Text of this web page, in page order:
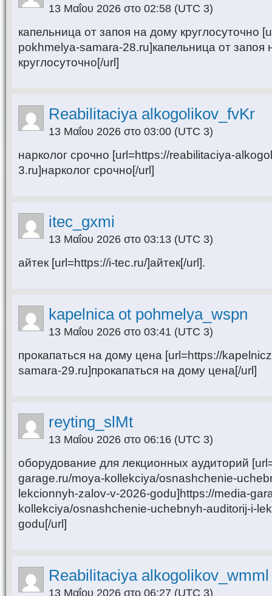
13 Μαΐου 2026 στο 02:58 (UTC 3)
капельница от запоя на дому круглосуточно
pokhmelya-samara-28.ru]капельница от запоя
круглосуточно[/url]
Reabilitaciya alkogolikov_fvKr
13 Μαΐου 2026 στο 03:00 (UTC 3)
нарколог срочно [url=https://reabilitaciya-
3.ru]нарколог срочно[/url]
itec_gxmi
13 Μαΐου 2026 στο 03:13 (UTC 3)
айтек [url=https://i-tec.ru/]айтек[/url].
kapelnica ot pohmelya_wspn
13 Μαΐου 2026 στο 03:41 (UTC 3)
прокапаться на дому цена [url=https://
samara-29.ru]прокапаться на дому цена[/url]
reyting_slMt
13 Μαΐου 2026 στο 06:16 (UTC 3)
оборудование для лекционных аудиторий
garage.ru/moya-kollekciya/osnashchenie-
lekcionnyh-zalov-v-2026-godu]https://media-
kollekciya/osnashchenie-uchebnyh-auditorij-i-
godu[/url]
Reabilitaciya alkogolikov_wmml
13 Μαΐου 2026 στο 06:27 (UTC 3)